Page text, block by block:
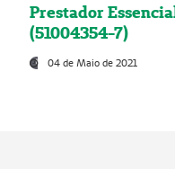
Prestador
(51004354-7)
04 de Maio de 2021